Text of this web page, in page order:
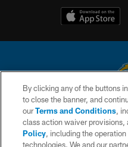
© 2026 Chargers Football
is managed on a digital
By clicking any of the buttons
to close the banner, and
ourTerms and Conditions,
class action waiver
Policy, including the
technologies. We and our